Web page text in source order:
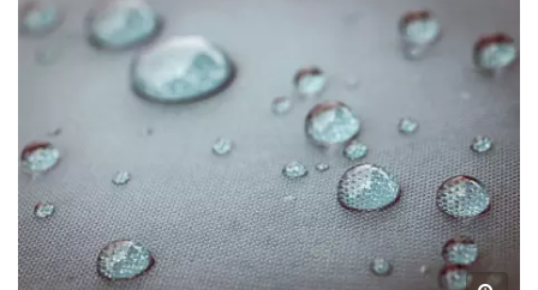
fonctionnalité | Tiong Liong /